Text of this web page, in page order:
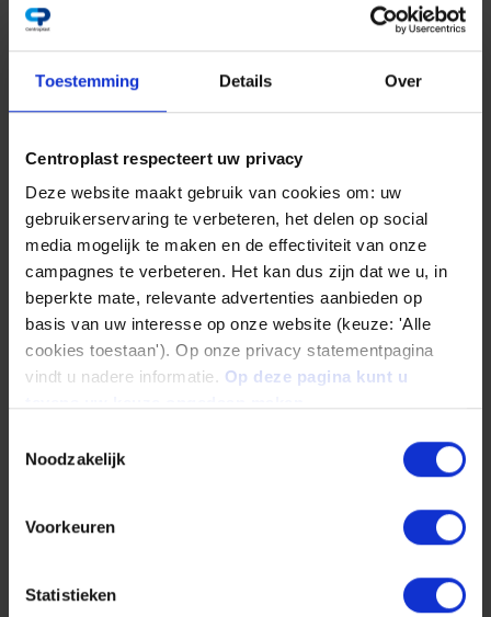
Toestemming Details Over
Centroplast respecteert uw privacy
Deze website maakt gebruik van cookies om: uw
gebruikerservaring te verbeteren, het delen op social
media mogelijk te maken en de effectiviteit van onze
campagnes te verbeteren. Het kan dus zijn dat we u, in
beperkte mate, relevante advertenties aanbieden op
basis van uw interesse op onze website (keuze: 'Alle
cookies toestaan'). Op onze privacy statementpagina
vindt u nadere informatie. Op deze pagina kunt u
Noodzakelijk
Voorkeuren
Statistieken
Vorname
E-Mail
Bewerbungsschreiben hochladen
Please select a file
Zeugnisse hochladen